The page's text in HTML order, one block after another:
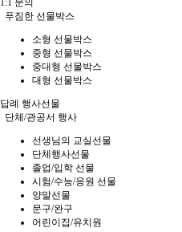
1:1 문의
푸짐한 선물박스
소형 선물박스
중형 선물박스
중대형 선물박스
대형 선물박스
답례 행사선물
단체/관공서 행사
선생님의 교실선물
단체행사선물
졸업/입학 선물
시험/수능/응원 선물
양말선물
문구/완구
어린이집/유치원